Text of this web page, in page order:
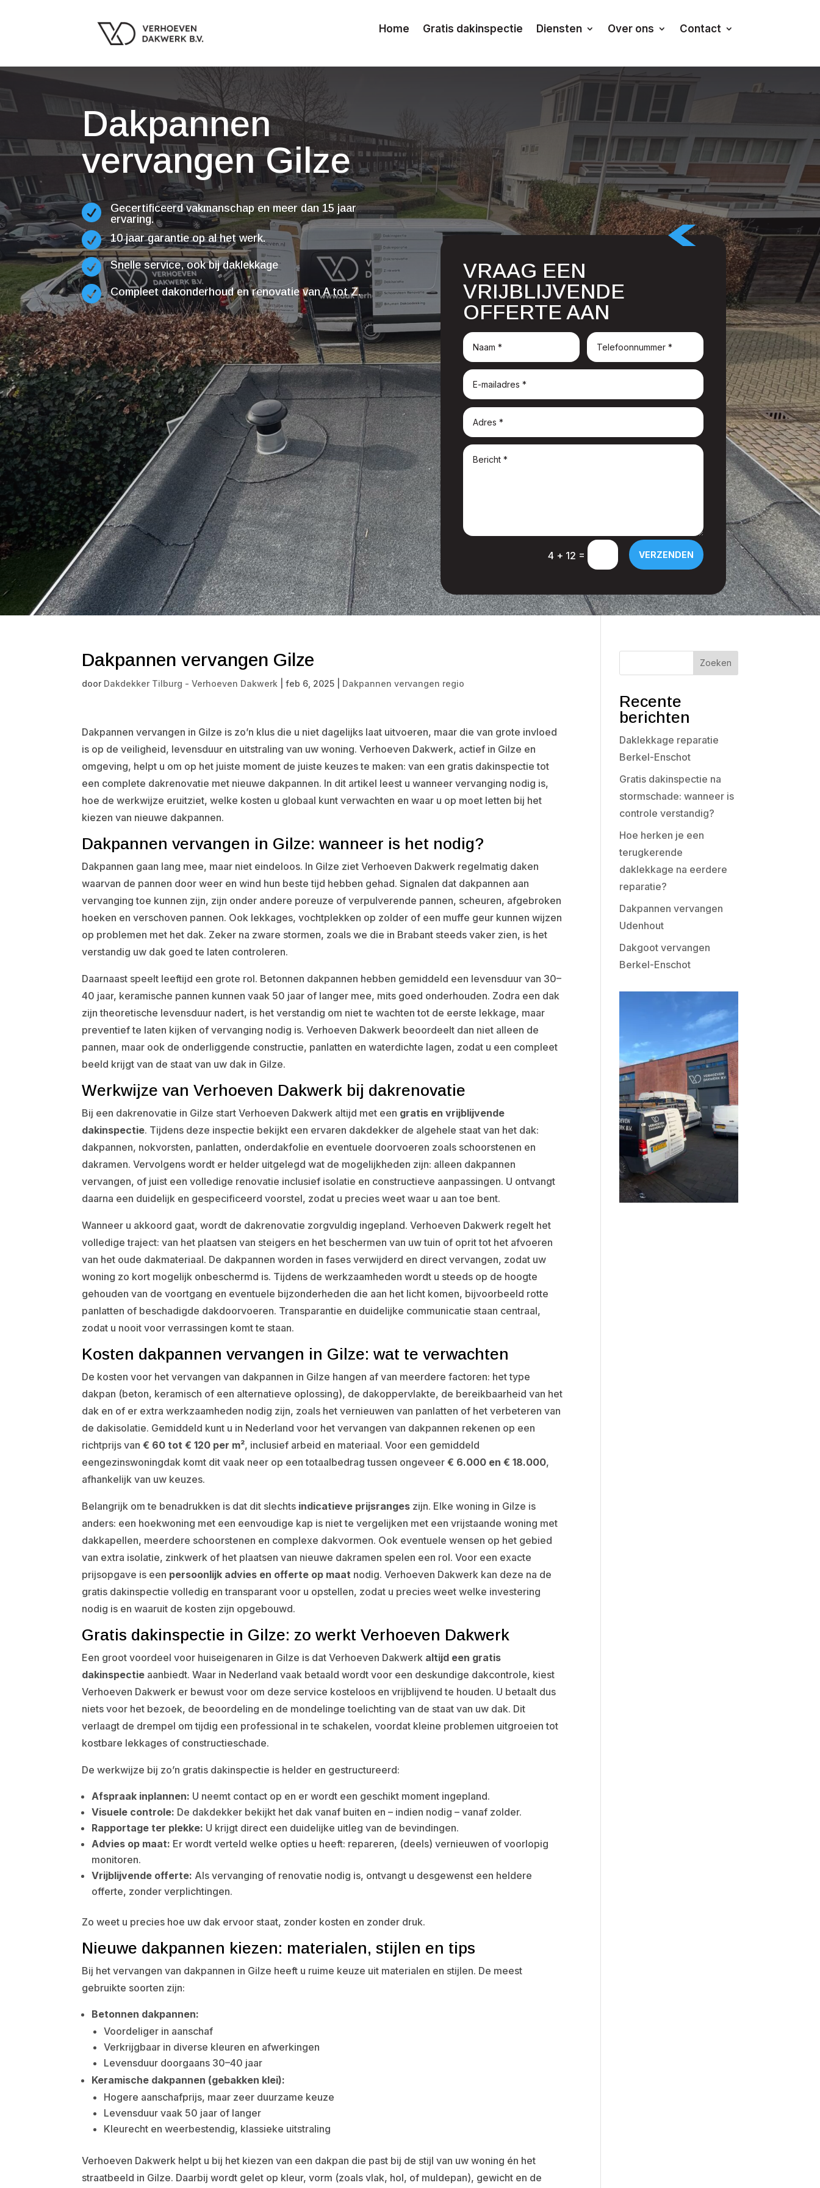
Home Gratis dakinspectie Diensten Over ons Contact
Dakpannen
vervangen Gilze

Gecertificeerd vakmanschap en meer dan 15 jaar
ervaring.
 10 jaar garantie op al het werk.
 Snelle service, ook bij daklekkage
 Compleet dakonderhoud en renovatie van A tot Z.
VRAAG EEN
VRIJBLIJVENDE
OFFERTE AAN
4 + 12 = VERZENDEN
Dakpannen vervangen Gilze
door Dakdekker Tilburg - Verhoeven Dakwerk |feb 6, 2025 Dakpannen vervangen regio
Dakpannen vervangen in Gilze is zo’n klus die u niet dagelijks laat uitvoeren, maar die van grote invloed
is op de veiligheid, levensduur en uitstraling van uw woning. Verhoeven Dakwerk, actief in Gilze en
omgeving, helpt u om op het juiste moment de juiste keuzes te maken: van een gratis dakinspectie tot
een complete dakrenovatie met nieuwe dakpannen. In dit artikel leest u wanneer vervanging nodig is,
hoe de werkwijze eruitziet, welke kosten u globaal kunt verwachten en waar u op moet letten bij het
kiezen van nieuwe dakpannen.
Dakpannen vervangen in Gilze: wanneer is het nodig?
Dakpannen gaan lang mee, maar niet eindeloos. In Gilze ziet Verhoeven Dakwerk regelmatig daken
waarvan de pannen door weer en wind hun beste tijd hebben gehad. Signalen dat dakpannen aan
vervanging toe kunnen zijn, zijn onder andere poreuze of verpulverende pannen, scheuren, afgebroken
hoeken en verschoven pannen. Ook lekkages, vochtplekken op zolder of een muffe geur kunnen wijzen
op problemen met het dak. Zeker na zware stormen, zoals we die in Brabant steeds vaker zien, is het
verstandig uw dak goed te laten controleren.
Daarnaast speelt leeftijd een grote rol. Betonnen dakpannen hebben gemiddeld een levensduur van 30–
40 jaar, keramische pannen kunnen vaak 50 jaar of langer mee, mits goed onderhouden. Zodra een dak
zijn theoretische levensduur nadert, is het verstandig om niet te wachten tot de eerste lekkage, maar
preventief te laten kijken of vervanging nodig is. Verhoeven Dakwerk beoordeelt dan niet alleen de
pannen, maar ook de onderliggende constructie, panlatten en waterdichte lagen, zodat u een compleet
beeld krijgt van de staat van uw dak in Gilze.
Werkwijze van Verhoeven Dakwerk bij dakrenovatie
Bij een dakrenovatie in Gilze start Verhoeven Dakwerk altijd met een gratis en vrijblijvende
dakinspectie. Tijdens deze inspectie bekijkt een ervaren dakdekker de algehele staat van het dak:
dakpannen, nokvorsten, panlatten, onderdakfolie en eventuele doorvoeren zoals schoorstenen en
dakramen. Vervolgens wordt er helder uitgelegd wat de mogelijkheden zijn: alleen dakpannen
vervangen, of juist een volledige renovatie inclusief isolatie en constructieve aanpassingen. U ontvangt
daarna een duidelijk en gespecificeerd voorstel, zodat u precies weet waar u aan toe bent.
Wanneer u akkoord gaat, wordt de dakrenovatie zorgvuldig ingepland. Verhoeven Dakwerk regelt het
volledige traject: van het plaatsen van steigers en het beschermen van uw tuin of oprit tot het afvoeren
van het oude dakmateriaal. De dakpannen worden in fases verwijderd en direct vervangen, zodat uw
woning zo kort mogelijk onbeschermd is. Tijdens de werkzaamheden wordt u steeds op de hoogte
gehouden van de voortgang en eventuele bijzonderheden die aan het licht komen, bijvoorbeeld rotte
panlatten of beschadigde dakdoorvoeren. Transparantie en duidelijke communicatie staan centraal,
zodat u nooit voor verrassingen komt te staan.
Kosten dakpannen vervangen in Gilze: wat te verwachten
De kosten voor het vervangen van dakpannen in Gilze hangen af van meerdere factoren: het type
dakpan (beton, keramisch of een alternatieve oplossing), de dakoppervlakte, de bereikbaarheid van het
dak en of er extra werkzaamheden nodig zijn, zoals het vernieuwen van panlatten of het verbeteren van
de dakisolatie. Gemiddeld kunt u in Nederland voor het vervangen van dakpannen rekenen op een
richtprijs van€ 60 tot € 120 per m², inclusief arbeid en materiaal. Voor een gemiddeld
eengezinswoningdak komt dit vaak neer op een totaalbedrag tussen ongeveer€ 6.000 en € 18.000,
afhankelijk van uw keuzes.
Belangrijk om te benadrukken is dat dit slechts indicatieve prijsranges zijn. Elke woning in Gilze is
anders: een hoekwoning met een eenvoudige kap is niet te vergelijken met een vrijstaande woning met
dakkapellen, meerdere schoorstenen en complexe dakvormen. Ook eventuele wensen op het gebied
van extra isolatie, zinkwerk of het plaatsen van nieuwe dakramen spelen een rol. Voor een exacte
prijsopgave is een persoonlijk advies en offerte op maat nodig. Verhoeven Dakwerk kan deze na de
gratis dakinspectie volledig en transparant voor u opstellen, zodat u precies weet welke investering
nodig is en waaruit de kosten zijn opgebouwd.
Gratis dakinspectie in Gilze: zo werkt Verhoeven Dakwerk
Een groot voordeel voor huiseigenaren in Gilze is dat Verhoeven Dakwerk altijd een gratis
dakinspectie aanbiedt. Waar in Nederland vaak betaald wordt voor een deskundige dakcontrole, kiest
Verhoeven Dakwerk er bewust voor om deze service kosteloos en vrijblijvend te houden. U betaalt dus
niets voor het bezoek, de beoordeling en de mondelinge toelichting van de staat van uw dak. Dit
verlaagt de drempel om tijdig een professional in te schakelen, voordat kleine problemen uitgroeien tot
kostbare lekkages of constructieschade.
De werkwijze bij zo’n gratis dakinspectie is helder en gestructureerd:
Afspraak inplannen: U neemt contact op en er wordt een geschikt moment ingepland.
Visuele controle: De dakdekker bekijkt het dak vanaf buiten en – indien nodig – vanaf zolder.
Rapportage ter plekke: U krijgt direct een duidelijke uitleg van de bevindingen.
Advies op maat: Er wordt verteld welke opties u heeft: repareren, (deels) vernieuwen of voorlopig
monitoren.
Vrijblijvende offerte: Als vervanging of renovatie nodig is, ontvangt u desgewenst een heldere
offerte, zonder verplichtingen.
Zo weet u precies hoe uw dak ervoor staat, zonder kosten en zonder druk.
Nieuwe dakpannen kiezen: materialen, stijlen en tips
Bij het vervangen van dakpannen in Gilze heeft u ruime keuze uit materialen en stijlen. De meest
gebruikte soorten zijn:
Betonnen dakpannen:
Voordeliger in aanschaf
Verkrijgbaar in diverse kleuren en afwerkingen
Levensduur doorgaans 30–40 jaar
Keramische dakpannen (gebakken klei):
Hogere aanschafprijs, maar zeer duurzame keuze
Levensduur vaak 50 jaar of langer
Kleurecht en weerbestendig, klassieke uitstraling
Verhoeven Dakwerk helpt u bij het kiezen van een dakpan die past bij de stijl van uw woning én het
straatbeeld in Gilze. Daarbij wordt gelet op kleur, vorm (zoals vlak, hol, of muldepan), gewicht en de
Zoeken
Recente
berichten
Daklekkage reparatie
Berkel-Enschot
Gratis dakinspectie na
stormschade: wanneer is
controle verstandig?
Hoe herken je een
terugkerende
daklekkage na eerdere
reparatie?
Dakpannen vervangen
Udenhout
Dakgoot vervangen
Berkel-Enschot